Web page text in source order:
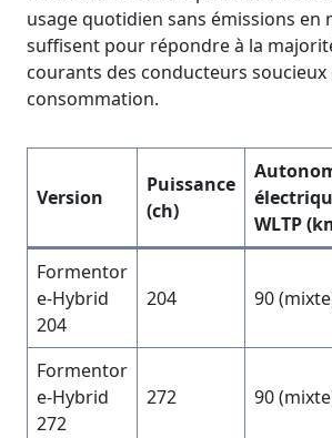
usage quotidien sans émissions en
suffisent pour répondre à la
courants des conducteurs soucieux
consommation.
Version
Puissance
(ch)
WLTP
Formentor
e-Hybrid
204
204 90
Formentor
e-Hybrid
272
272 90